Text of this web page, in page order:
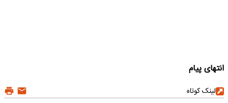
انتهای پیام
لینک کوتاه